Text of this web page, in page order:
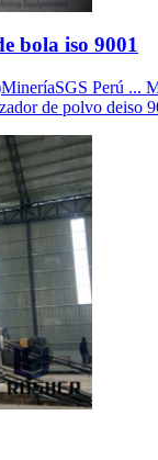
bola iso 9001
Perú ...
de polvo deiso